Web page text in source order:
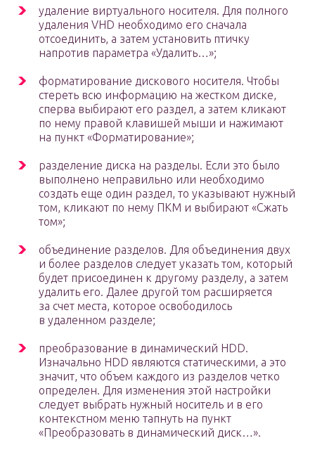
удаление виртуального носителя. Для полного
удаления VHD необходимо его сначала
отсоединить, а затем установить птичку
напротив параметра «Удалить…»;
форматирование дискового носителя. Чтобы
стереть всю информацию на жестком диске,
сперва выбирают его раздел, а затем кликают
по нему правой клавишей мыши и нажимают
на пункт «Форматирование»;
разделение диска на разделы. Если это было
выполнено неправильно или необходимо
создать еще один раздел, то указывают нужный
том, кликают по нему ПКМ и выбирают «Сжать
том»;
объединение разделов. Для объединения двух
и более разделов следует указать том, который
будет присоединен к другому разделу, а затем
удалить его. Далее другой том расширяется
за счет места, которое освободилось
в удаленном разделе;
преобразование в динамический HDD.
Изначально HDD являются статическими, а это
значит, что объем каждого из разделов четко
определен. Для изменения этой настройки
следует выбрать нужный носитель и в его
контекстном меню тапнуть на пункт
«Преобразовать в динамический диск…».